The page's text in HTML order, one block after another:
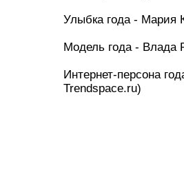
Улыбка года - Мария
Модель года - Влада
Интернет-персона
Trendspace.ru)